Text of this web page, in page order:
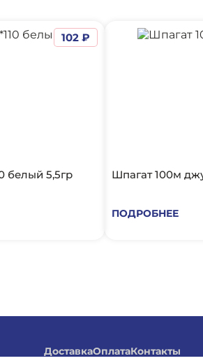
белый 5,5гр
102 ₽
Шпагат 100м
ПОДРОБНЕЕ
ДоставкаОплатаКонтакты